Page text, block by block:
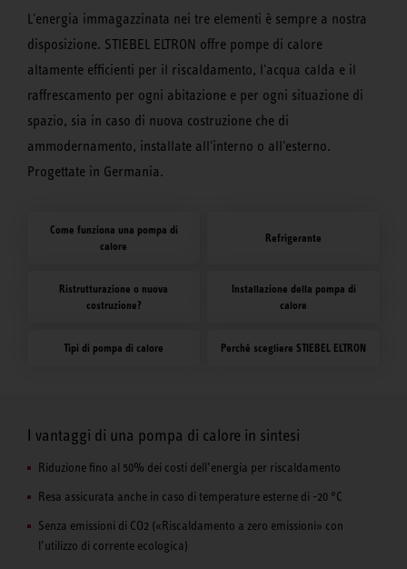
L'energia immagazzinata nei tre elementi è sempre a nostra
disposizione. STIEBEL ELTRON offre pompe di calore
altamente efficienti per il riscaldamento, l'acqua calda e il
raffrescamento per ogni abitazione e per ogni situazione di
spazio, sia in caso di nuova costruzione che di
ammodernamento, installate all'interno o all'esterno.
Progettate in Germania.
Come funziona una pompa di
calore
Refrigerante
Ristrutturazione o nuova
costruzione?
Installazione della pompa di
calore
Tipi di pompa di calore Perché scegliere STIEBEL ELTRON
I vantaggi di una pompa di calore in sintesi
Riduzione fino al 50% dei costi dell’energia per riscaldamento
Resa assicurata anche in caso di temperature esterne di -20 °C
Senza emissioni di CO2 («Riscaldamento a zero emissioni» con
l’utilizzo di corrente ecologica)